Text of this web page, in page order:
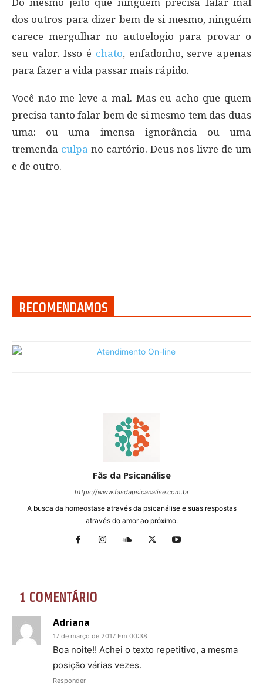
dos outros para dizer bem de si mesmo, ninguém
carece mergulhar no autoelogio para provar o
seu valor. Isso é chato, enfadonho, serve apenas
para fazer a vida passar mais rápido.
Você não me leve a mal. Mas eu acho que quem
precisa tanto falar bem de si mesmo tem das duas
uma: ou uma imensa ignorância ou uma
tremenda culpa no cartório. Deus nos livre de um
e de outro.
RECOMENDAMOS
Fãs da Psicanálise
https://www.fasdapsicanalise.com.br
A busca da homeostase através da psicanálise e suas respostas
através do amor ao próximo.
1 COMENTÁRIO
Adriana
17 de março de 2017 Em 00:38
Boa noite!! Achei o texto repetitivo, a mesma
posição várias vezes.
Responder